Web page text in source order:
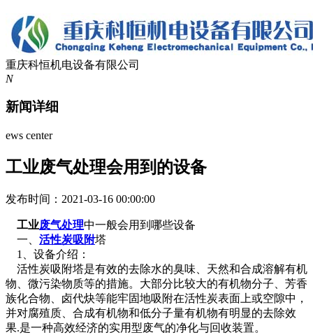
重庆科恒机电设备有限公司
N
新闻详细
ews center
工业废气处理会用到的设备
发布时间：2021-03-16 00:00:00
工业废气处理中一般会用到哪些设备
一、 活性炭吸附塔
1、设备介绍：
活性炭吸附塔是有效的去除水的臭味、天然和合成溶解有机
物、微污染物质等的措施。大部分比较大的有机物分子、芳香
族化合物、卤代炔等能牢固地吸附在活性炭表面上或空隙中，
并对腐殖质、合成有机物和低分子量有机物有明显的去除效
果.是一种高效经济的实用型废气的净化与回收装置。